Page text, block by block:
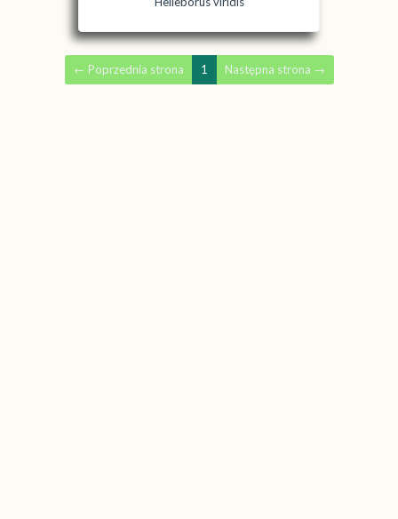
← Poprzednia strona 1 Następna strona →